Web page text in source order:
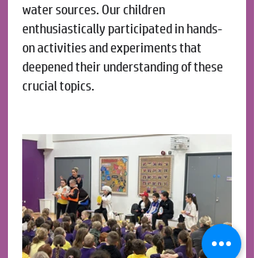
water sources. Our children
enthusiastically participated in hands-
on activities and experiments that
deepened their understanding of these
crucial topics.